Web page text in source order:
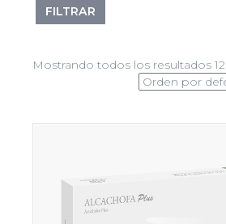
FILTRAR
Mostrando todos los resultados 12